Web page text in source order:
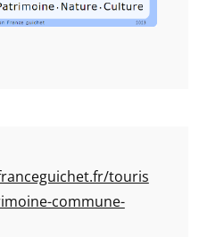
touris
commune-